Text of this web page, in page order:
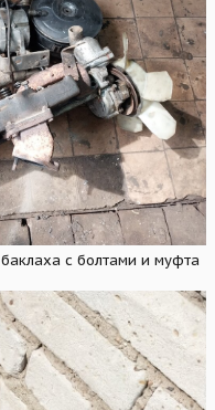
баклаха с болтами и муфта